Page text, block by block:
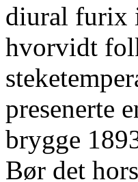
diural furix
hvorvidt
presenerte
brygge
Bør det